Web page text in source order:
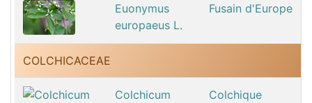
Euonymus
europaeus L.
Fusain d'Europe
COLCHICACEAE
Colchicum
Colchique